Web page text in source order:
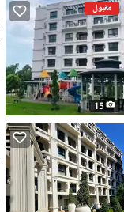
مقبول
15